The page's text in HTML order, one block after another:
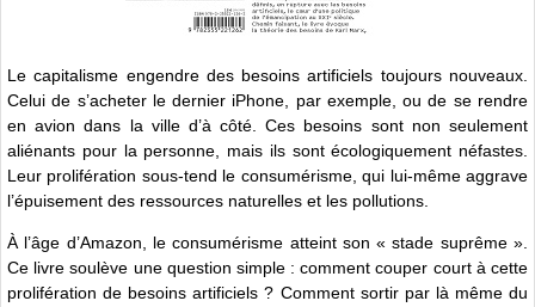
Le capitalisme engendre des besoins artificiels toujours nouveaux.
Celui de s’acheter le dernier iPhone, par exemple, ou de se rendre
en avion dans la ville d’à côté. Ces besoins sont non seulement
aliénants pour la personne, mais ils sont écologiquement néfastes.
Leur prolifération sous-tend le consumérisme, qui lui-même aggrave
l’épuisement des ressources naturelles et les pollutions.
À l’âge d’Amazon, le consumérisme atteint son « stade suprême ».
Ce livre soulève une question simple : comment couper court à cette
prolifération de besoins artificiels ? Comment sortir par là même du